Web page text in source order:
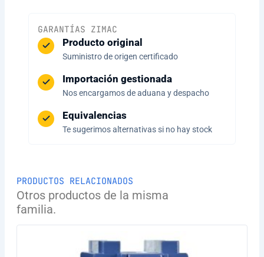
GARANTÍAS ZIMAC
Producto original
Suministro de origen certificado
Importación gestionada
Nos encargamos de aduana y despacho
Equivalencias
Te sugerimos alternativas si no hay stock
PRODUCTOS RELACIONADOS
Otros productos de la misma
familia.